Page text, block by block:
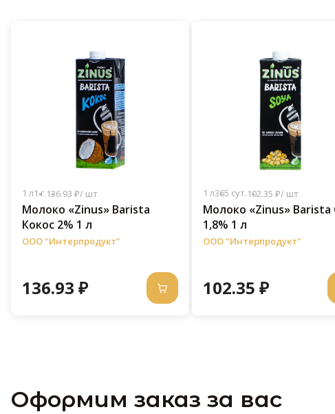
1 л1 г.136.93 ₽/ шт
Молоко «Zinus» Barista
Кокос 2% 1 л
ООО "Интерпродукт"
136.93 ₽
1 л365 сут.102.35 ₽/ шт
Молоко «Zinus» Barista
1,8% 1 л
ООО "Интерпродукт"
102.35 ₽
Оформим заказ за вас